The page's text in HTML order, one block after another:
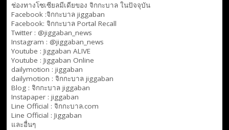
ช่องทางโซเซียลมีเดียของ จิกกะบาล ในปัจจุบัน
Facebook :จิกกะบาล jiggaban
Facebook: จิกกะบาล Portal Recall
Twitter : @jiggaban_news
Instagram : @jiggaban_news
Youtube : Jiggaban ALIVE
Youtube : Jiggaban Online
dailymotion : jiggaban
dailymotion : จิกกะบาล jiggaban
Blog : จิกกะบาล jiggaban
Instapaper : jiggaban
Line Official : จิกกะบาล.com
Line Official : Jiggaban
และอื่นๆ